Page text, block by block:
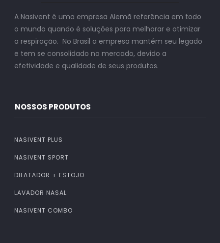
A Nasivent é uma empresa Alemã referência em todo
o mundo quando é soluções para melhorar e otimizar
a respiração. No Brasil a empresa mantém seu legado
e tem se consolidado no mercado, devido a
efetividade e qualidade de seus produtos.
NOSSOS PRODUTOS
NASIVENT PLUS
NASIVENT SPORT
DILATADOR + ESTOJO
LAVADOR NASAL
NASIVENT COMBO